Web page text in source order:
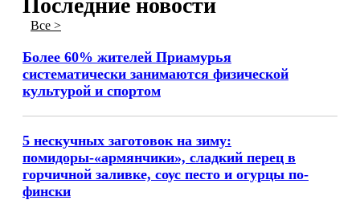
Последние новости
Все >
Более 60% жителей Приамурья
систематически занимаются физической
культурой и спортом
5 нескучных заготовок на зиму:
помидоры-«армянчики», сладкий перец в
горчичной заливке, соус песто и огурцы по-
фински